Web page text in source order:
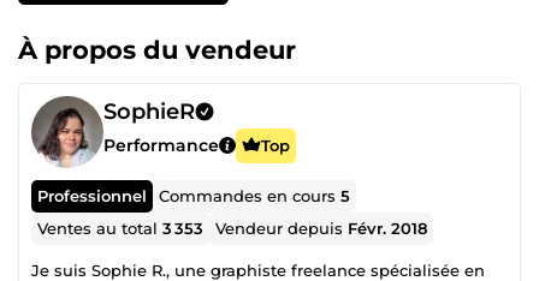
À propos du vendeur
SophieR
Performance Top
Professionnel Commandes en cours5
Ventes au total3 353 Vendeur depuis Févr. 2018
Je suis Sophie R., une graphiste freelance spécialisée en